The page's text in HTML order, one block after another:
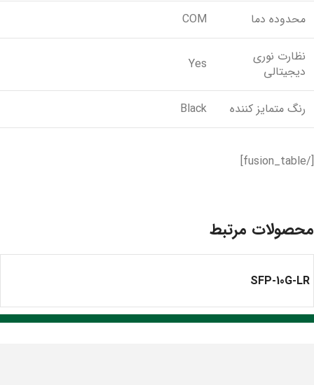
محدوده دما COM
نظارت نوری
دیجیتالی
Yes
رنگ متمایز کننده Black
[/fusion_table]
محصولات مرتبط
SFP-10G-LR